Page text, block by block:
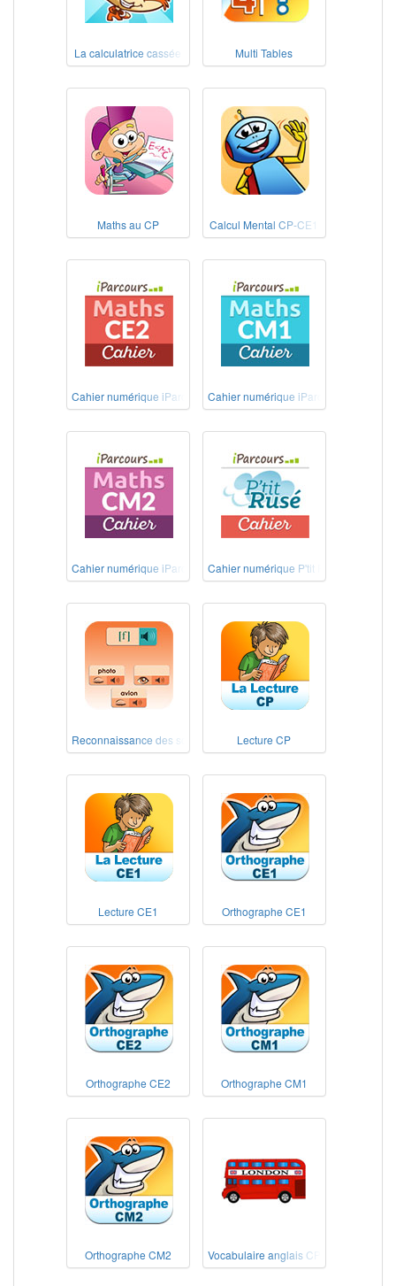
La calculatrice cassée Multi Tables
Maths au CP Calcul Mental CP-CE1
Cahier numérique iParcours Maths CE2Cahier numérique iParcours Maths
Cahier numérique iParcours Maths CM2 éd. 2020
Cahier numérique P'tit Rusé Maths
Reconnaissance des sons Lecture CP
Lecture CE1 Orthographe CE1
Orthographe CE2 Orthographe CM1
Orthographe CM2 Vocabulaire anglais CP-CE1-CE2